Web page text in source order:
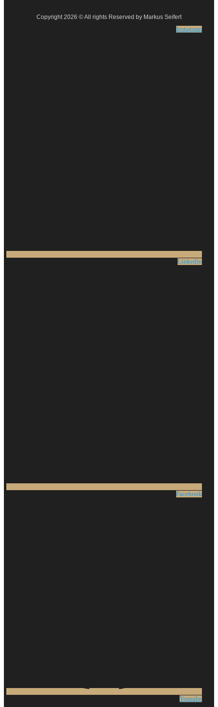
Copyright 2026 © All rights Reserved by Markus Seifert
Instagram
Linkedin
Facebook
Youtube